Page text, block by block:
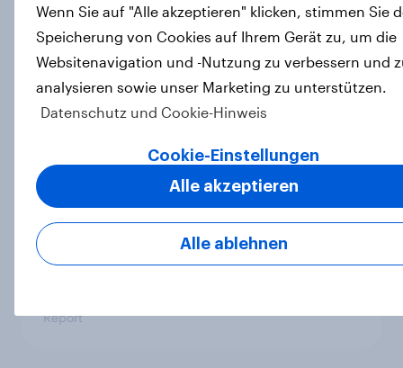
Report
YouGov-Studie zeigt: 4 von 10
Deutschen macht personalisierte
Zu gute Werbung? Wie Deutsche im
Jahr 2026 personalisierte Werbung
Report
Wenn Sie auf "Alle akzeptieren" klicken, stimmen Sie
Speicherung von Cookies auf Ihrem Gerät zu, um die
Websitenavigation und -Nutzung zu verbessern und
analysieren sowie unser Marketing zu unterstützen.
Datenschutz und Cookie-Hinweis
Cookie-Einstellungen
Alle ablehnen
Alle akzeptieren